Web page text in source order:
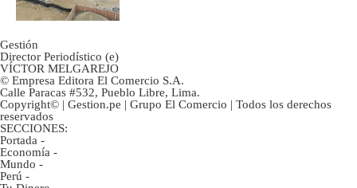
Gestión
Director Periodístico (e)
VÍCTOR MELGAREJO
© Empresa Editora El Comercio S.A.
Calle Paracas #532, Pueblo Libre, Lima.
Copyright© | Gestion.pe | Grupo El Comercio | Todos los derechos
reservados
SECCIONES:
Portada -
Economía -
Mundo -
Perú -